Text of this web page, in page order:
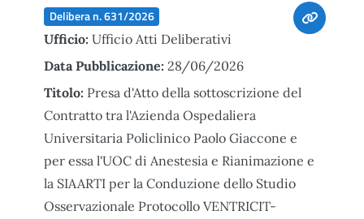
Delibera n. 631/2026
Ufficio: Ufficio Atti Deliberativi
Data Pubblicazione: 28/06/2026
Titolo: Presa d'Atto della sottoscrizione del
Contratto tra l'Azienda Ospedaliera
Universitaria Policlinico Paolo Giaccone e
per essa l'UOC di Anestesia e Rianimazione e
la SIAARTI per la Conduzione dello Studio
Osservazionale Protocollo VENTRICIT-